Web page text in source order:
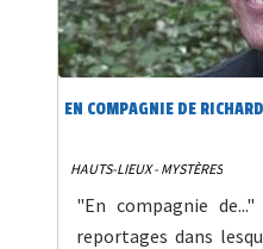
EN COMPAGNIE DE
HAUTS-LIEUX - MYSTÈRES
"En compagnie
reportages dans